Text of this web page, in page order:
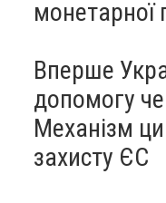
монетарної
Вперше
допомогу
Механізм
захисту ЄС